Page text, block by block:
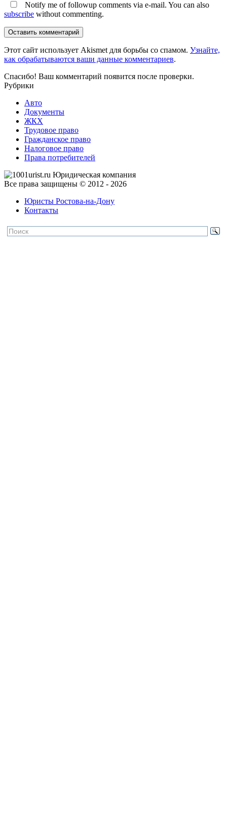
Notify me of followup comments via e-mail. You can also
subscribe without commenting.
Оставить комментарий
Этот сайт использует Akismet для борьбы со спамом. Узнайте,
как обрабатываются ваши данные комментариев.
Спасибо! Ваш комментарий появится после проверки.
Рубрики
Авто
Документы
ЖКХ
Трудовое право
Гражданское право
Налоговое право
Права потребителей
Все права защищены © 2012 - 2026
Юристы Ростова-на-Дону
Контакты